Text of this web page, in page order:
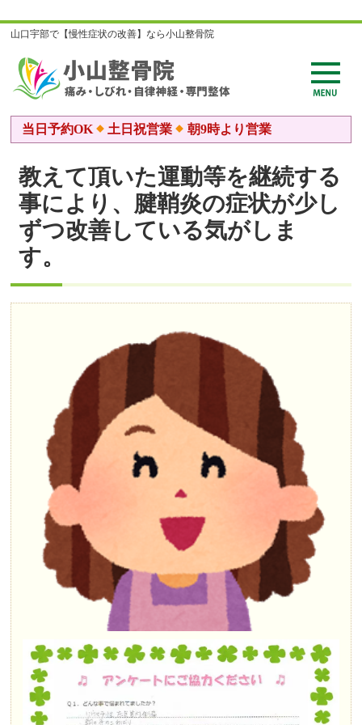
山口宇部で【慢性症状の改善】なら小山整骨院
当日予約OK 土日祝営業 朝9時より営業
教えて頂いた運動等を継続する
事により、腱鞘炎の症状が少し
ずつ改善している気がしま
す。